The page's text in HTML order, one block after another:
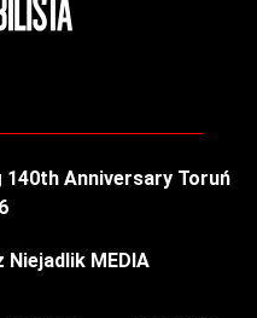
Anniversary Toruń
Niejadlik MEDIA